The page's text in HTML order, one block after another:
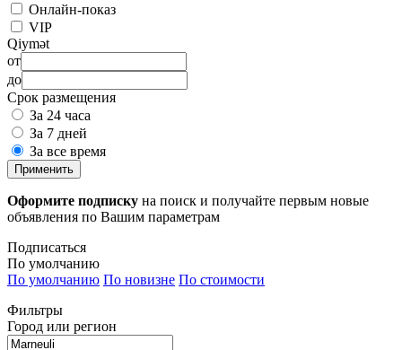
Онлайн-показ
VIP
Qiymət
от
до
Срок размещения
За 24 часа
За 7 дней
За все время
Применить
Оформите подписку на поиск и получайте первым новые
объявления по Вашим параметрам
Подписаться
По умолчанию
По умолчанию По новизне По стоимости
Фильтры
Город или регион